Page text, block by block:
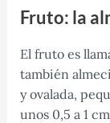
Fruto: la
El fruto es
también
y ovalada,
unos 0,5 a 1